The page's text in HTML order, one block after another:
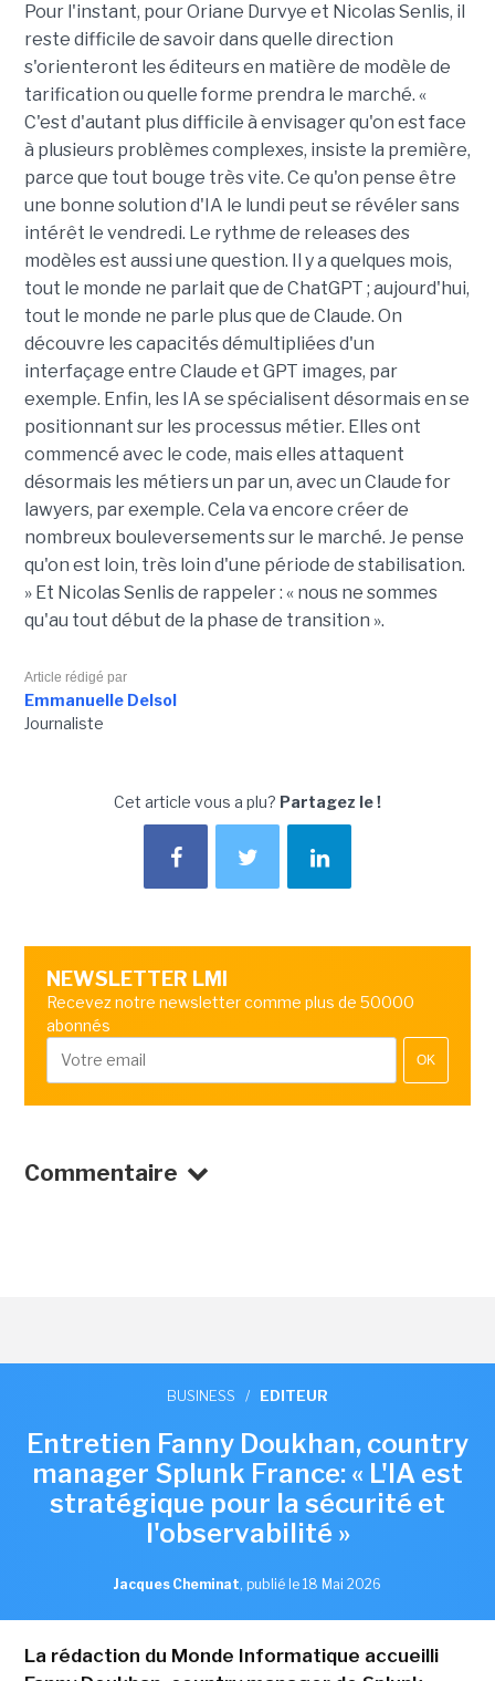
Pour l'instant, pour Oriane Durvye et Nicolas Senlis, il
reste difficile de savoir dans quelle direction
s'orienteront les éditeurs en matière de modèle de
tarification ou quelle forme prendra le marché. «
C'est d'autant plus difficile à envisager qu'on est face
à plusieurs problèmes complexes, insiste la première,
parce que tout bouge très vite. Ce qu'on pense être
une bonne solution d'IA le lundi peut se révéler sans
intérêt le vendredi. Le rythme de releases des
modèles est aussi une question. Il y a quelques mois,
tout le monde ne parlait que de ChatGPT ; aujourd'hui,
tout le monde ne parle plus que de Claude. On
découvre les capacités démultipliées d'un
interfaçage entre Claude et GPT images, par
exemple. Enfin, les IA se spécialisent désormais en se
positionnant sur les processus métier. Elles ont
commencé avec le code, mais elles attaquent
désormais les métiers un par un, avec un Claude for
lawyers, par exemple. Cela va encore créer de
nombreux bouleversements sur le marché. Je pense
qu'on est loin, très loin d'une période de stabilisation.
» Et Nicolas Senlis de rappeler : « nous ne sommes
qu'au tout début de la phase de transition ».
Article rédigé par
Emmanuelle Delsol
Journaliste
Cet article vous a plu? Partagez le !
NEWSLETTER LMI
Recevez notre newsletter comme plus de 50000
abonnés
OK
Commentaire
BUSINESS / EDITEUR
Entretien Fanny Doukhan, country
manager Splunk France: « L'IA est
stratégique pour la sécurité et
l'observabilité »
Jacques Cheminat, publié le 18 Mai 2026
La rédaction du Monde Informatique accueilli